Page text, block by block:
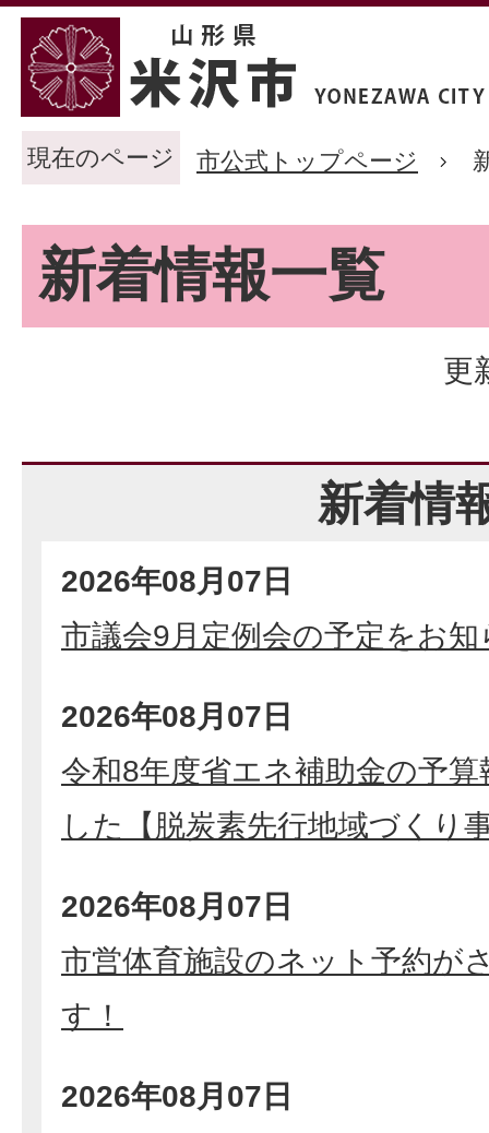
現在のページ 市公式トップページ
新着情報一覧
更
新着情
2026年08月07日
市議会9月定例会の予定をお
2026年08月07日
令和8年度省エネ補助金の予
した【脱炭素先行地域づくり
2026年08月07日
市営体育施設のネット予約が
す！
2026年08月07日